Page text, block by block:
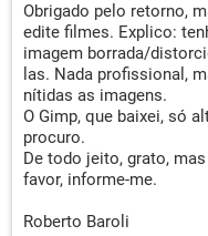
Obrigado pelo retorno,
edite filmes. Explico:
imagem borrada/
las. Nada profissional,
nítidas as imagens.
O Gimp, que baixei, só
procuro.
De todo jeito, grato,
favor, informe-me.
Roberto Baroli